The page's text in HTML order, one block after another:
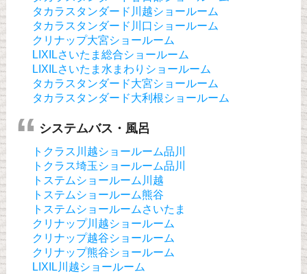
タカラスタンダード川越ショールーム
タカラスタンダード川口ショールーム
クリナップ大宮ショールーム
LIXILさいたま総合ショールーム
LIXILさいたま水まわりショールーム
タカラスタンダード大宮ショールーム
タカラスタンダード大利根ショールーム
システムバス・風呂
トクラス川越ショールーム品川
トクラス埼玉ショールーム品川
トステムショールーム川越
トステムショールーム熊谷
トステムショールームさいたま
クリナップ川越ショールーム
クリナップ越谷ショールーム
クリナップ熊谷ショールーム
LIXIL川越ショールーム